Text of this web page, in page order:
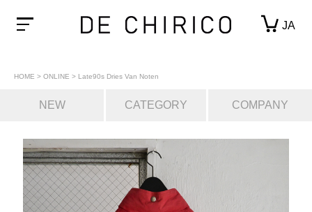
JA
HOME > ONLINE > Late90s Dries Van Noten
NEW CATEGORY COMPANY